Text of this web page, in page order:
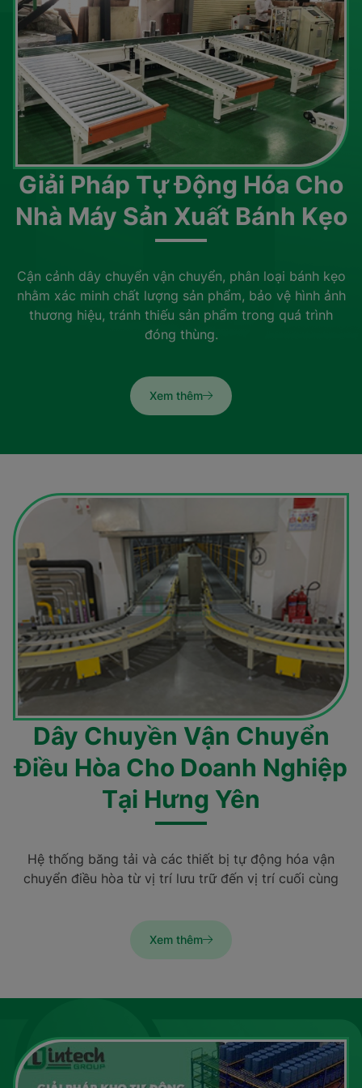
Giải Pháp Tự Động Hóa Cho
Nhà Máy Sản Xuất Bánh Kẹo
Cận cảnh dây chuyển vận chuyển, phân loại bánh kẹo
nhằm xác minh chất lượng sản phẩm, bảo vệ hình ảnh
thương hiệu, tránh thiếu sản phẩm trong quá trình
đóng thùng.
Xem thêm
Dây Chuyền Vận Chuyển
Điều Hòa Cho Doanh Nghiệp
Tại Hưng Yên
Hệ thống băng tải và các thiết bị tự động hóa vận
chuyển điều hòa từ vị trí lưu trữ đến vị trí cuối cùng
Xem thêm